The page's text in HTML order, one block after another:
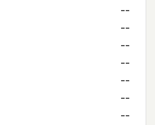
--
--
--
--
--
--
--